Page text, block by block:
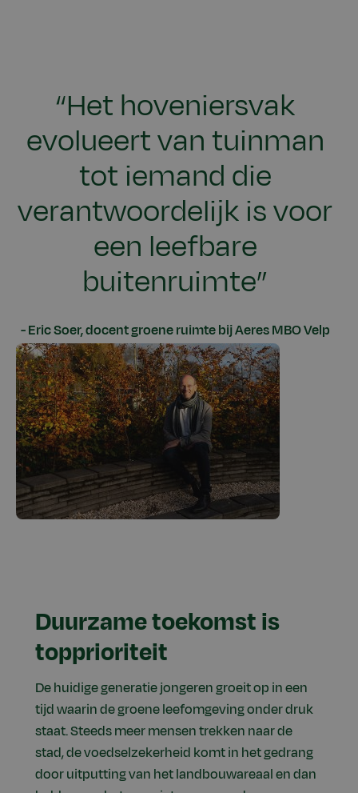
“Het hoveniersvak
evolueert van tuinman
tot iemand die
verantwoordelijk is voor
een leefbare
buitenruimte”
Eric Soer, docent groene ruimte bij Aeres MBO Velp
Duurzame toekomst is
topprioriteit
De huidige generatie jongeren groeit op in een
tijd waarin de groene leefomgeving onder druk
staat. Steeds meer mensen trekken naar de
stad, de voedselzekerheid komt in het gedrang
door uitputting van het landbouwareaal en dan